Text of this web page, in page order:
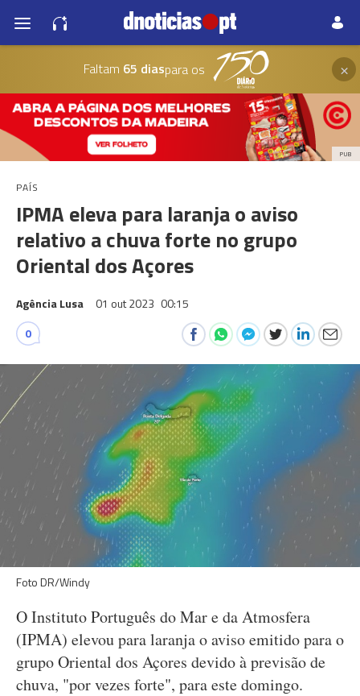
Faltam 65 diaspara os ×
PUB
PAÍS
IPMA eleva para laranja o aviso
relativo a chuva forte no grupo
Oriental dos Açores
Agência Lusa 01 out 2023 00:15
0
Foto DR/Windy
O Instituto Português do Mar e da Atmosfera
(IPMA) elevou para laranja o aviso emitido para o
grupo Oriental dos Açores devido à previsão de
chuva, "por vezes forte", para este domingo.